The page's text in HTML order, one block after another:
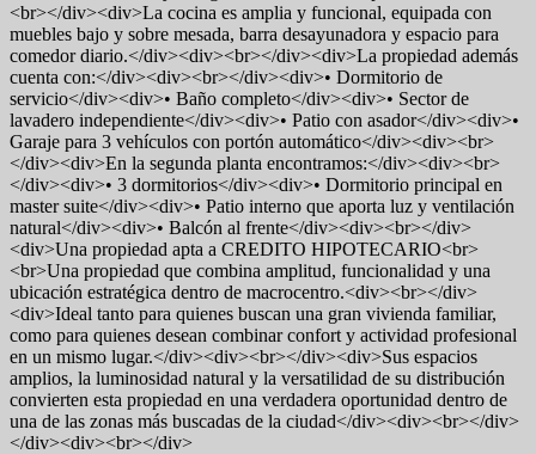
<br></div><div>La cocina es amplia y funcional, equipada con
muebles bajo y sobre mesada, barra desayunadora y espacio para
comedor diario.</div><div><br></div><div>La propiedad además
cuenta con:</div><div><br></div><div>• Dormitorio de
servicio</div><div>• Baño completo</div><div>• Sector de
lavadero independiente</div><div>• Patio con asador</div><div>•
Garaje para 3 vehículos con portón automático</div><div><br>
</div><div>En la segunda planta encontramos:</div><div><br>
</div><div>• 3 dormitorios</div><div>• Dormitorio principal en
master suite</div><div>• Patio interno que aporta luz y ventilación
natural</div><div>• Balcón al frente</div><div><br></div>
<div>Una propiedad apta a CREDITO HIPOTECARIO<br>
<br>Una propiedad que combina amplitud, funcionalidad y una
ubicación estratégica dentro de macrocentro.<div><br></div>
<div>Ideal tanto para quienes buscan una gran vivienda familiar,
como para quienes desean combinar confort y actividad profesional
en un mismo lugar.</div><div><br></div><div>Sus espacios
amplios, la luminosidad natural y la versatilidad de su distribución
convierten esta propiedad en una verdadera oportunidad dentro de
una de las zonas más buscadas de la ciudad</div><div><br></div>
</div><div><br></div>